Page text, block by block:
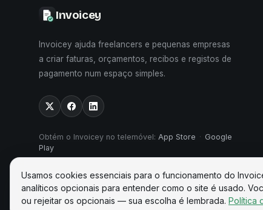
Invoicey
Invoicey ajuda freelancers e pequenas empresas
a criar faturas, orçamentos, recibos e registos de
pagamento num espaço simples.
Obtém o Invoicey no telemóvel: App Store · Google
Play
© Invoicey ·
Usamos cookies essenciais para o funcionamento do
analíticos opcionais para entender como o site é usado.
ou rejeitar os opcionais — sua escolha é lembrada. Política